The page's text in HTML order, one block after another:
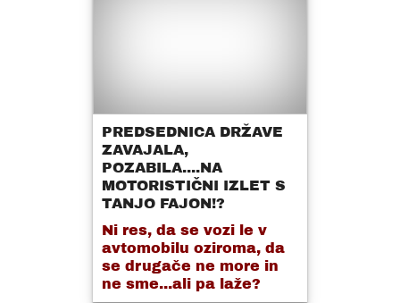
PREDSEDNICA DRŽAVE
ZAVAJALA,
POZABILA....NA
MOTORISTIČNI IZLET S
TANJO FAJON!?
Ni res, da se vozi le v
avtomobilu oziroma, da
se drugače ne more in
ne sme...ali pa laže?